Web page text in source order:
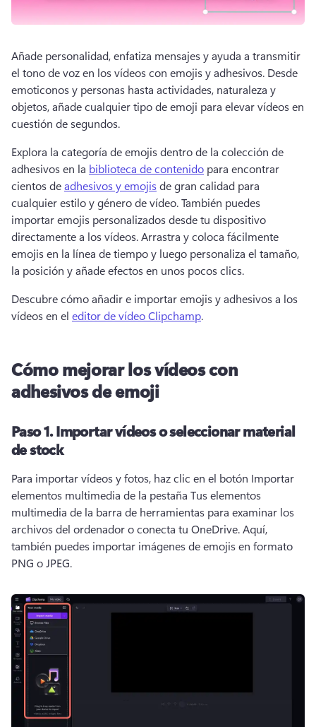
Añade personalidad, enfatiza mensajes y ayuda a transmitir
el tono de voz en los vídeos con emojis y adhesivos. Desde
emoticonos y personas hasta actividades, naturaleza y
objetos, añade cualquier tipo de emoji para elevar vídeos en
cuestión de segundos.
Explora la categoría de emojis dentro de la colección de
adhesivos en la biblioteca de contenido para encontrar
cientos de adhesivos y emojis de gran calidad para
cualquier estilo y género de vídeo. También puedes
importar emojis personalizados desde tu dispositivo
directamente a los vídeos. Arrastra y coloca fácilmente
emojis en la línea de tiempo y luego personaliza el tamaño,
la posición y añade efectos en unos pocos clics.
Descubre cómo añadir e importar emojis y adhesivos a los
vídeos en el editor de vídeo Clipchamp.
Cómo mejorar los vídeos con
adhesivos de emoji
Paso 1.Importar vídeos o seleccionar material
de stock
Para importar vídeos y fotos, haz clic en el botón Importar
elementos multimedia de la pestaña Tus elementos
multimedia de la barra de herramientas para examinar los
archivos del ordenador o conecta tu OneDrive. Aquí,
también puedes importar imágenes de emojis en formato
PNG o JPEG.